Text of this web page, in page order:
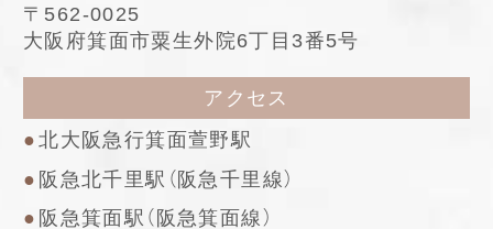
〒562-0025
大阪府箕面市粟生外院6丁目3番5号
アクセス
北大阪急行箕面萱野駅
阪急北千里駅（阪急千里線）
阪急箕面駅（阪急箕面線）